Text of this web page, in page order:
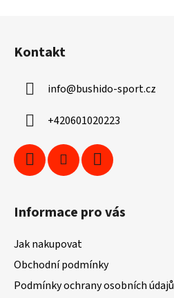
Kontakt
info@bushido-sport.cz
+420601020223
Informace pro vás
Jak nakupovat
Obchodní podmínky
Podmínky ochrany osobních údajů